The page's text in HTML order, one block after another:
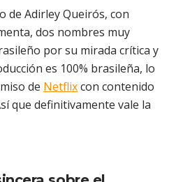
de Adirley Queirós, con
dos nombres muy
por su mirada crítica y
es 100% brasileña, lo
de Netflixcon contenido
que definitivamente vale la